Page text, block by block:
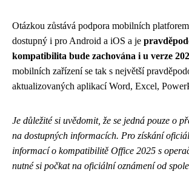
Otázkou zůstává podpora mobilních
dostupný i pro Android a iOS a je
kompatibilita bude zachována i u verze
mobilních zařízení se tak s největší
aktualizovaných aplikací Word, Excel,
Je důležité si uvědomit, že se jedná pouze o
na dostupných informacích. Pro získání
informací o kompatibilitě Office 2025 s
nutné si počkat na oficiální oznámení od